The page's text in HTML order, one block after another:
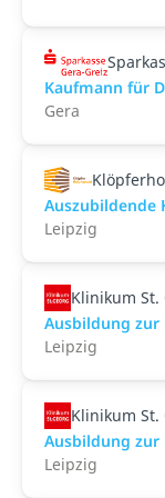
Kaufmann für
Gera
Auszubildende
Leipzig
Klinikum St.
Ausbildung
Leipzig
Klinikum St.
Ausbildung
Leipzig